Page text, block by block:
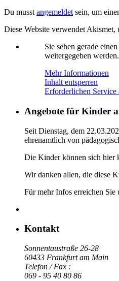
Du musst angemeldet sein, um
Diese Website verwendet Akismet,
Sie sehen gerade
weitergegeben werden.
Mehr Informationen
Inhalt entsperren
Erforderlichen Service
Angebote für Kinder
Seit Dienstag, dem
ehrenamtlich von
Die Kinder können sich hier
Wir danken allen, die diese
Für mehr Infos erreichen
Kontakt
Sonnentaustraße 26-28
60433 Frankfurt am Main
Telefon / Fax :
069 - 95 40 80 86